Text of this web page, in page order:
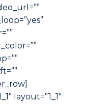
layout=”1_1″